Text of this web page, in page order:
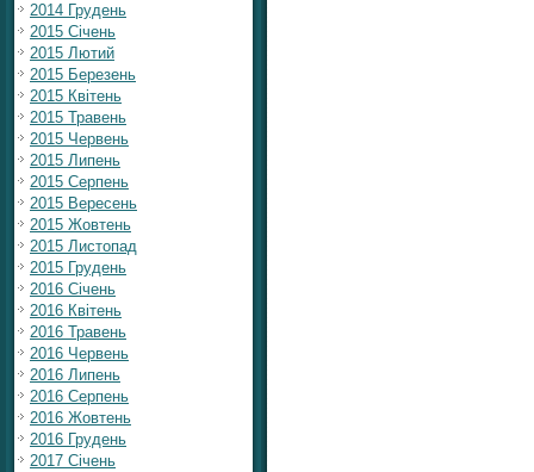
2014 Грудень
2015 Січень
2015 Лютий
2015 Березень
2015 Квітень
2015 Травень
2015 Червень
2015 Липень
2015 Серпень
2015 Вересень
2015 Жовтень
2015 Листопад
2015 Грудень
2016 Січень
2016 Квітень
2016 Травень
2016 Червень
2016 Липень
2016 Серпень
2016 Жовтень
2016 Грудень
2017 Січень